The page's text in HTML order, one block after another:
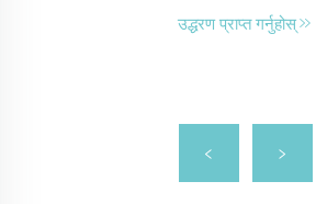
उद्धरण प्राप्त गर्नुहोस्